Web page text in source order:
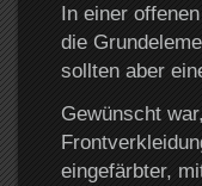
In einer
die
sollten aber
Gewünscht
eingefärbter,